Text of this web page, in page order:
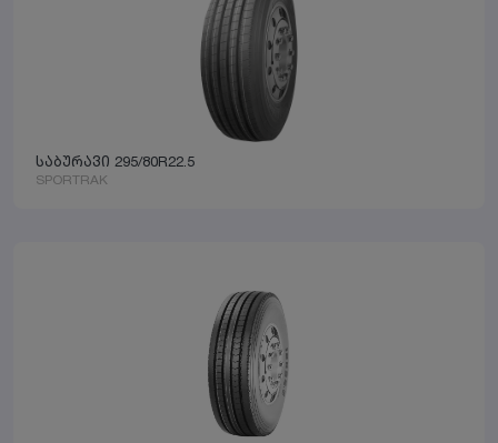
საბურავი 295/80R22.5
SPORTRAK